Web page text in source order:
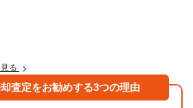
る
査定をお勧めする3つの理由